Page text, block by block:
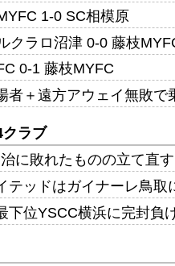
1-0 SC相模原
ラロ沼津 0-0 藤枝
0-1 藤枝MYFC
者＋遠方アウェイ無敗で
ラブ
に敗れたものの立て直す
テッドはガイナーレ鳥取
下位YSCC横浜に完封負